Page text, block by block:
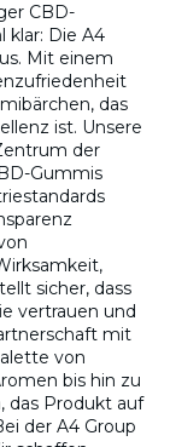
CBD-
klar: Die A4
Mit einem
das
ist. Unsere
der
Gummis
sicher, dass
vertrauen und
mit
von
bis hin zu
das Produkt auf
der A4 Group